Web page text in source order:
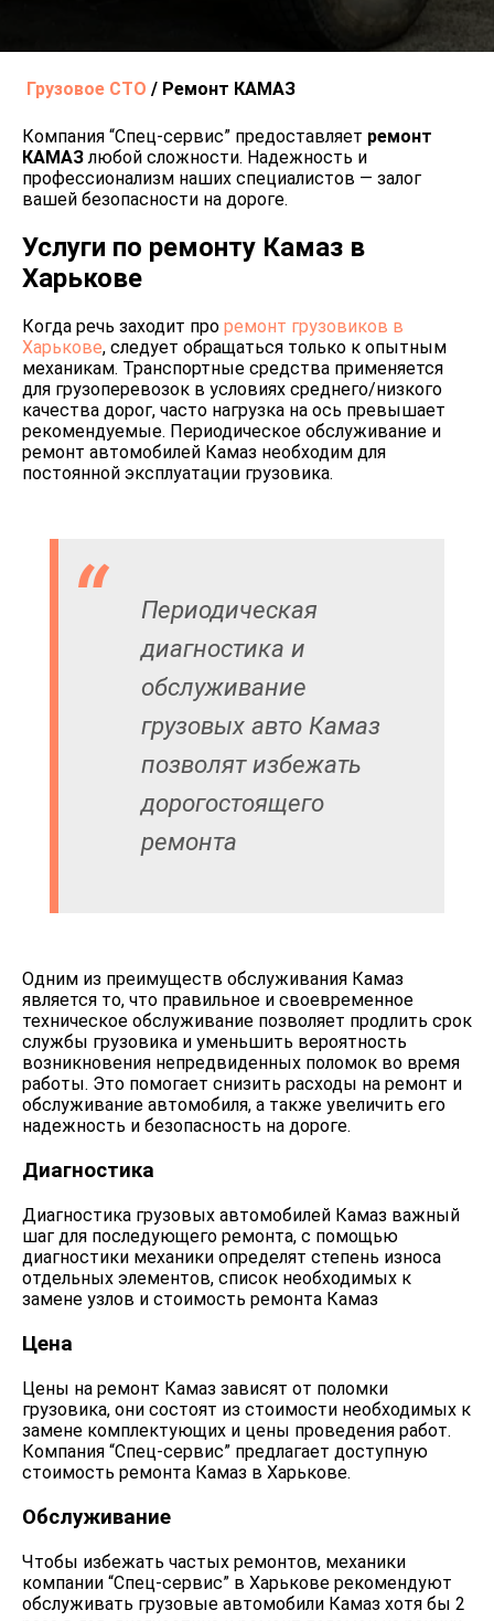
Грузовое СТО / Ремонт КАМАЗ
Компания “Спец-сервис” предоставляет ремонт
КАМАЗлюбой сложности. Надежность и
профессионализм наших специалистов — залог
вашей безопасности на дороге.
Услуги по ремонту Камаз в
Харькове
Когда речь заходит про ремонт грузовиков в
Харькове, следует обращаться только к опытным
механикам. Транспортные средства применяется
для грузоперевозок в условиях среднего/низкого
качества дорог, часто нагрузка на ось превышает
рекомендуемые. Периодическое обслуживание и
ремонт автомобилей Камаз необходим для
постоянной эксплуатации грузовика.
Периодическая
диагностика и
обслуживание
грузовых авто Камаз
позволят избежать
дорогостоящего
ремонта
Одним из преимуществ обслуживания Камаз
является то, что правильное и своевременное
техническое обслуживание позволяет продлить срок
службы грузовика и уменьшить вероятность
возникновения непредвиденных поломок во время
работы. Это помогает снизить расходы на ремонт и
обслуживание автомобиля, а также увеличить его
надежность и безопасность на дороге.
Диагностика
Диагностика грузовых автомобилей Камаз важный
шаг для последующего ремонта, с помощью
диагностики механики определят степень износа
отдельных элементов, список необходимых к
замене узлов и стоимость ремонта Камаз
Цена
Цены на ремонт Камаз зависят от поломки
грузовика, они состоят из стоимости необходимых к
замене комплектующих и цены проведения работ.
Компания “Спец-сервис” предлагает доступную
стоимость ремонта Камаз в Харькове.
Обслуживание
Чтобы избежать частых ремонтов, механики
компании “Спец-сервис” в Харькове рекомендуют
обслуживать грузовые автомобили Камаз хотя бы 2